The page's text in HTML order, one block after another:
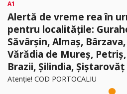
A1
Alertă de vreme rea în
pentru localitățile:
Săvârșin, Almaș,
Vărădia de Mureș,
Brazii, Șilindia, Șiștarovăț
Atenție! COD PORTOCALIU